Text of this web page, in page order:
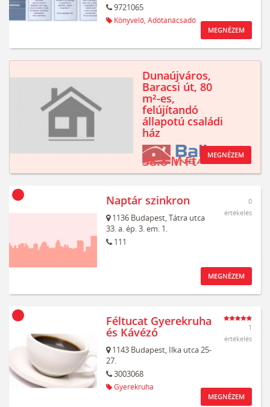
9721065
Könyvelő, Adótanácsadó
MEGNÉZEM
Dunaújváros,
Baracsi út, 80
m²-es,
felújítandó
állapotú családi
ház
38.8 M Ft MEGNÉZEM
Naptár szinkron
1136 Budapest,Tátra utca
33. a. ép. 3. em. 1.
111
0
értékelés
MEGNÉZEM
Féltucat Gyerekruha
és Kávézó
1143 Budapest, Ilka utca 25-
27.
3003068
Gyerekruha
1
értékelés
MEGNÉZEM